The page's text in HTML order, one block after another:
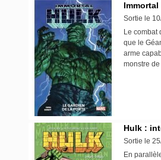
Immortal
Sortie le
Le combat
que le
arme
monstre
Hulk :
Sortie le
En